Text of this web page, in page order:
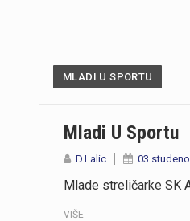
MLADI U SPORTU
Mladi U Sportu
D.Lalic 03
Mlade streličarke SK
VIŠE